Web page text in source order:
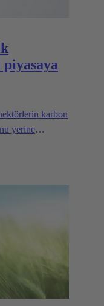
karbon
yerine
kontak
üreticidir.